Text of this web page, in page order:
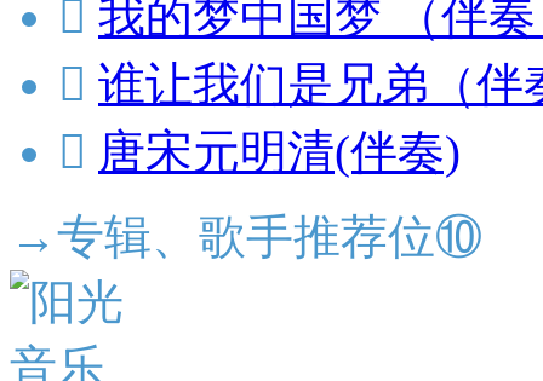
 我的梦中国梦 （伴
 谁让我们是兄弟（伴
 唐宋元明清(伴奏)
→专辑、歌手推荐位⑩